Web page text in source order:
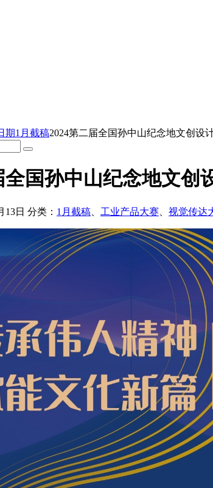
期1月截稿2024第二届全国孙中山纪念地文创设
全国孙中山纪念地文创
13日 分类： 1月截稿 工业产品大赛 视觉传达